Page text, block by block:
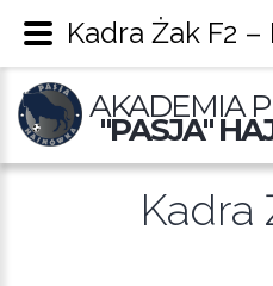
AKADEMIA
"PASJA"
Kadra